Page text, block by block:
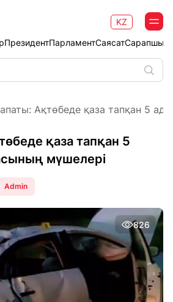
ПрезидентПарламентСаясат
KZ
Ақтөбеде қаза тапқан 5
қаза тапқан 5
мүшелері
Admin
826